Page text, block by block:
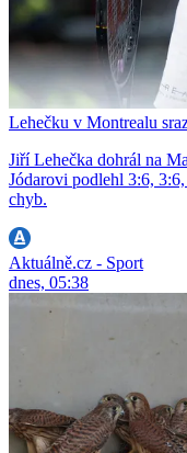
Lehečku v Montrealu
Jiří Lehečka dohrál na
Jódarovi podlehl 3:6,
chyb.
Aktuálně.cz - Sport
dnes, 05:38